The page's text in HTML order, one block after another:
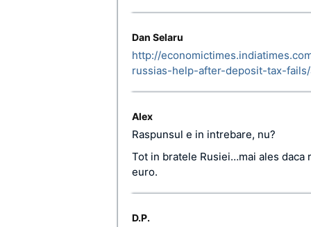
Dan Selaru
http://
russias-help-after-deposit-tax-
Alex
Raspunsul e in intrebare, nu?
Tot in bratele Rusiei…mai ales daca
euro.
D.P.